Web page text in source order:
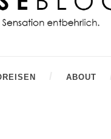
ABOUT